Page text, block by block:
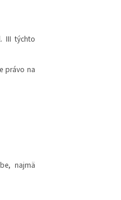
III týchto
právo na
najmä